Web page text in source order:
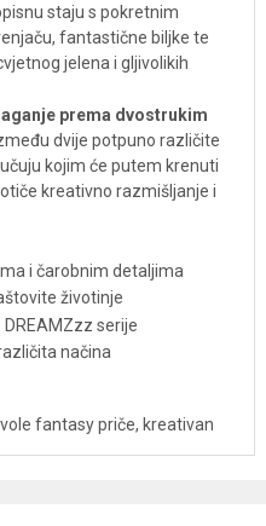
staju s pokretnim
fantastične biljke te
jelena i gljivolikih
prema dvostrukim
dvije potpuno različite
kojim će putem krenuti
kreativno razmišljanje i
i čarobnim detaljima
životinje
serije
načina
fantasy priče, kreativan